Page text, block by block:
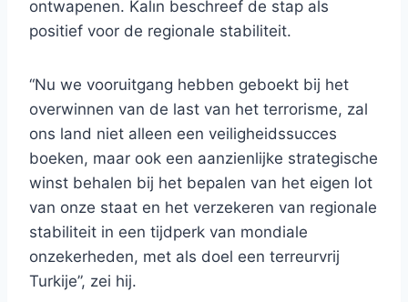
ontwapenen. Kalın beschreef de stap als
positief voor de regionale stabiliteit.
“Nu we vooruitgang hebben geboekt bij het
overwinnen van de last van het terrorisme, zal
ons land niet alleen een veiligheidssucces
boeken, maar ook een aanzienlijke strategische
winst behalen bij het bepalen van het eigen lot
van onze staat en het verzekeren van regionale
stabiliteit in een tijdperk van mondiale
onzekerheden, met als doel een terreurvrij
Turkije”, zei hij.